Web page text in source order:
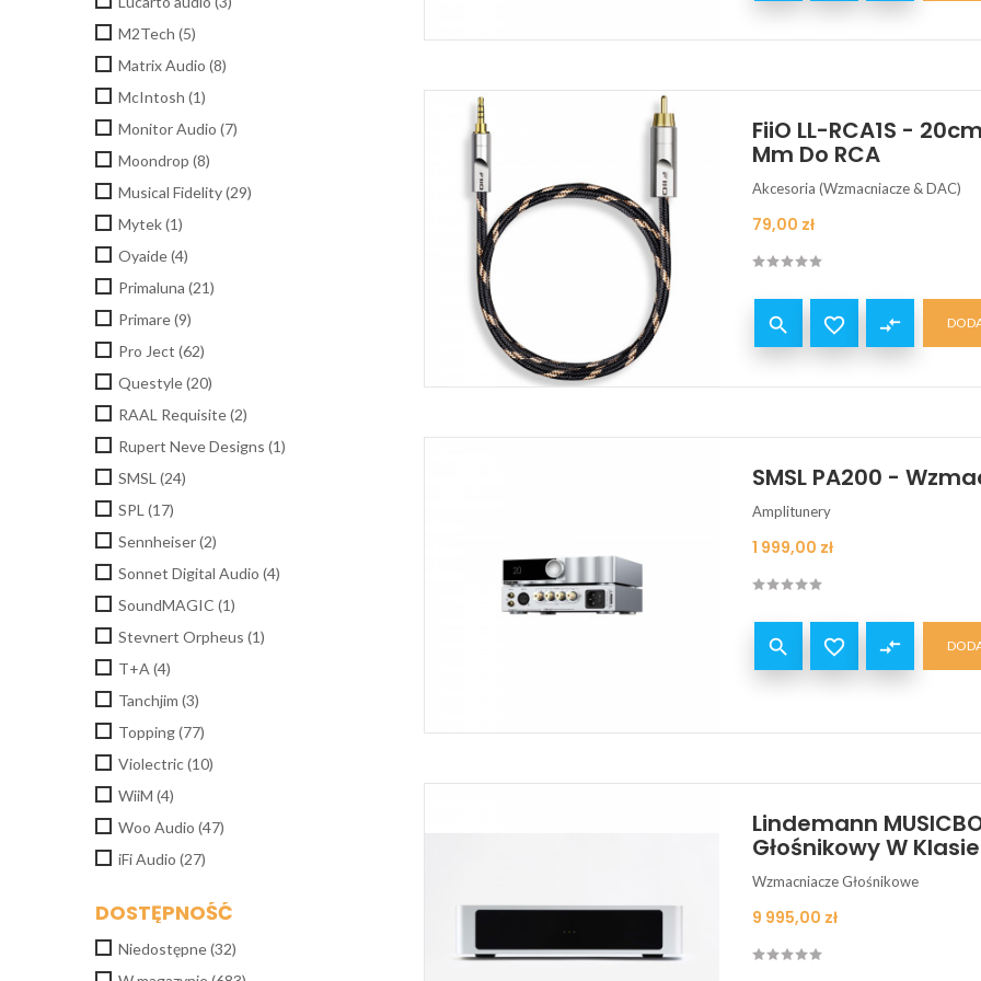
M2Tech (5)
Matrix Audio (8)
McIntosh (1)
Monitor Audio (7)
Moondrop (8)
Musical Fidelity(29)
Mytek(1)
Oyaide(4)
Primaluna (21)
Primare(9)
Pro Ject (62)
Questyle(20)
RAAL Requisite(2)
Rupert Neve Designs (1)
SMSL (24)
SPL (17)
Sennheiser(2)
Sonnet Digital Audio (4)
SoundMAGIC (1)
Stevnert Orpheus (1)
T+A (4)
Tanchjim (3)
Topping(77)
Violectric(10)
WiiM (4)
Woo Audio (47)
iFi Audio (27)
DOSTĘPNOŚĆ
Niedostępne(32)
FiiO LL-RCA1S -
Mm Do RCA
Akcesoria (Wzmacniacze & DAC)
Cena
79,00 zł
  compare_arrows
SMSL PA200 -
Amplitunery
Cena
1 999,00 zł
  compare_arrows
Lindemann
Głośnikowy W
Wzmacniacze Głośnikowe
Cena
9 995,00 zł